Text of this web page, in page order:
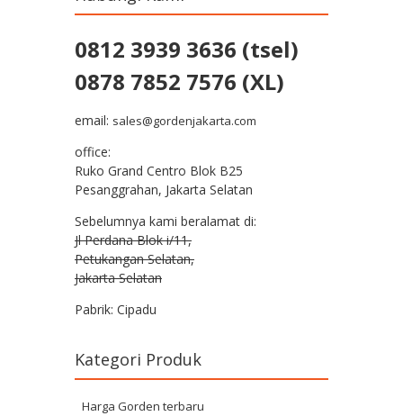
0812 3939 3636 (tsel)
0878 7852 7576 (XL)
email: sales@gordenjakarta.com
office:
Ruko Grand Centro Blok B25
Pesanggrahan, Jakarta Selatan
Sebelumnya kami beralamat di:
Jl Perdana Blok i/11,
Petukangan Selatan,
Jakarta Selatan
Pabrik: Cipadu
Kategori Produk
Harga Gorden terbaru